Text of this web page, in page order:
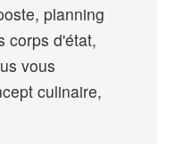
planning
corps d'état,
vous
culinaire,